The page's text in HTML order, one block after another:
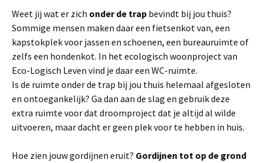
Weet jij wat er zich onder de trap bevindt bij jou thuis?
Sommige mensen maken daar een fietsenkot van, een
kapstokplek voor jassen en schoenen, een bureauruimte of
zelfs een hondenkot. In het ecologisch woonproject van
Eco-Logisch Leven vind je daar een WC-ruimte.
Is de ruimte onder de trap bij jou thuis helemaal afgesloten
en ontoegankelijk? Ga dan aan de slag en gebruik deze
extra ruimte voor dat droomproject dat je altijd al wilde
uitvoeren, maar dacht er geen plek voor te hebben in huis.
Hoe zien jouw gordijnen eruit? Gordijnen tot op de grond